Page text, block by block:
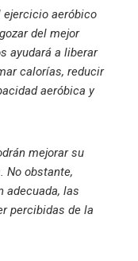
ejercicio aeróbico
del mejor
ayudará a liberar
calorías, reducir
aeróbica y
mejorar su
No obstante,
adecuada, las
percibidas de la